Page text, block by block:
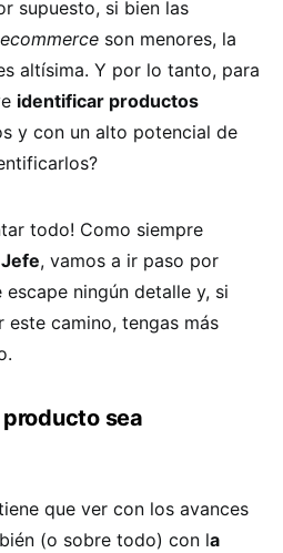
supuesto, si bien las
ecommerce son menores, la
altísima. Y por lo tanto, para
identificar productos
y con un alto potencial de
todo! Como siempre
, vamos a ir paso por
ningún detalle y, si
camino, tengas más
sea
que ver con los avances
(o sobre todo) con la